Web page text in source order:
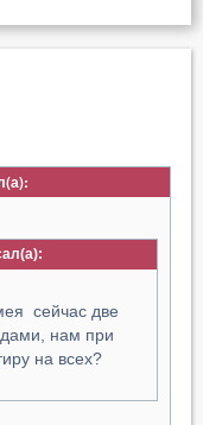
сейчас две
нам при
на всех?